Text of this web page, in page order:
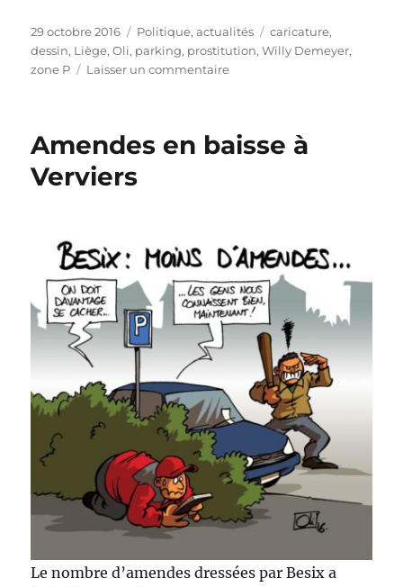
Publié
le
29 octobre 2016 Catégories
Politique, actualités Étiquettes
caricature,
dessin, Liège,Oli, parking, prostitution,Willy Demeyer,
zone P
Laisser un commentairesur
à
Amendes en baisse à
Verviers
Le nombre d’amendes dressées par Besix a